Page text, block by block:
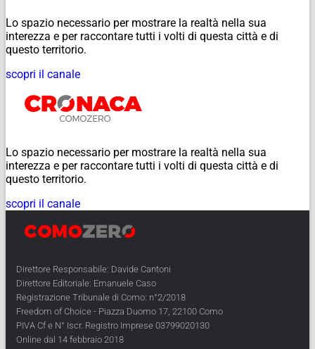
Lo spazio necessario per mostrare la realtà nella sua
interezza e per raccontare tutti i volti di questa città e di
questo territorio.
scopri il canale
Lo spazio necessario per mostrare la realtà nella sua
interezza e per raccontare tutti i volti di questa città e di
questo territorio.
scopri il canale
Direttore Responsabile: Davide Cantoni
Direttore Editoriale: Emanuele Caso
Registrazione Tribunale di Como: n°2/2018
Freedom of Choice - Piazza Duomo 17, 22100 Como
PIVA Cf e N° Iscr. Registro Imprese 03799020130
Online dal 14 febbraio 2018